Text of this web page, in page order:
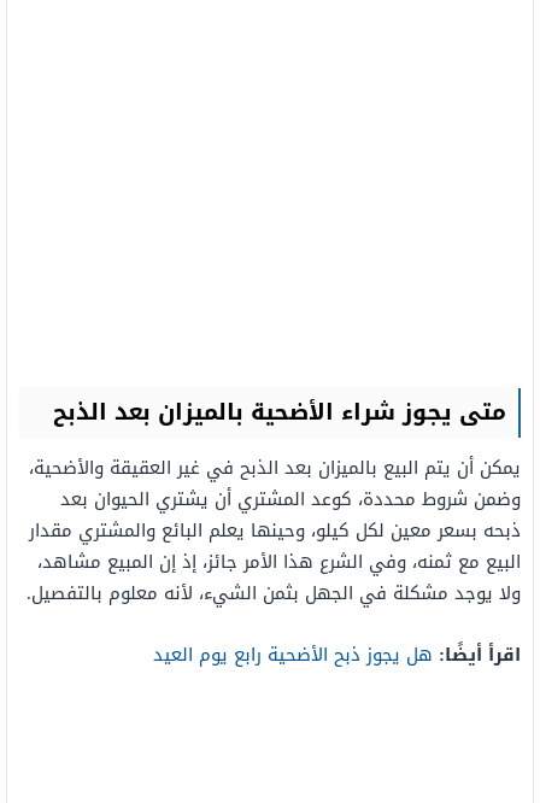
متى يجوز شراء الأضحية بالميزان بعد الذبح
يمكن أن يتم البيع بالميزان بعد الذبح في غير العقيقة والأضحية،
وضمن شروط محددة، كوعد المشتري أن يشتري الحيوان بعد
ذبحه بسعر معين لكل كيلو، وحينها يعلم البائع والمشتري مقدار
البيع مع ثمنه، وفي الشرع هذا الأمر جائز، إذ إن المبيع مشاهد،
ولا يوجد مشكلة في الجهل بثمن الشيء، لأنه معلوم بالتفصيل.
اقرأ أيضًا: هل يجوز ذبح الأضحية رابع يوم العيد